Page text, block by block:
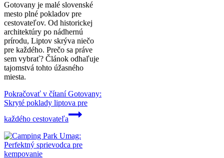
Gotovany je malé slovenské
mesto plné pokladov pre
cestovateľov. Od historickej
architektúry po nádhernú
prírodu, Liptov skrýva niečo
pre každého. Prečo sa práve
sem vybrať? Článok odhaľuje
tajomstvá tohto úžasného
miesta.
Pokračovať v čítaníGotovany:
Skryté poklady liptova pre
každého cestovateľa